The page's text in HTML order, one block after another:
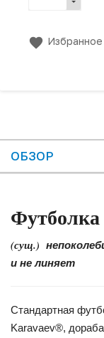
Избранное
ОБЗОР
Футболка
(сущ.)
и не линяет
Стандартная
Karavaev®,